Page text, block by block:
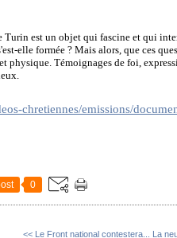
est un objet qui fascine et qui
elle formée ? Mais alors, que ces
physique. Témoignages de foi,
chretiennes/emissions/
0
<< Le Front national contestera... La